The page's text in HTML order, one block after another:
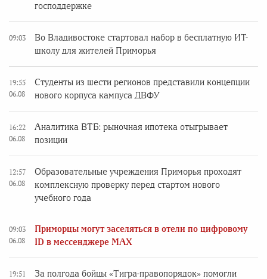
господдержке
09:03
Во Владивостоке стартовал набор в бесплатную ИТ-
школу для жителей Приморья
19:55
06.08
Студенты из шести регионов представили концепции
нового корпуса кампуса ДВФУ
16:22
06.08
Аналитика ВТБ: рыночная ипотека отыгрывает
позиции
12:57
06.08
Образовательные учреждения Приморья проходят
комплексную проверку перед стартом нового
учебного года
09:03
06.08
Приморцы могут заселяться в отели по цифровому
ID в мессенджере MAX
19:51
За полгода бойцы «Тигра-правопорядок» помогли